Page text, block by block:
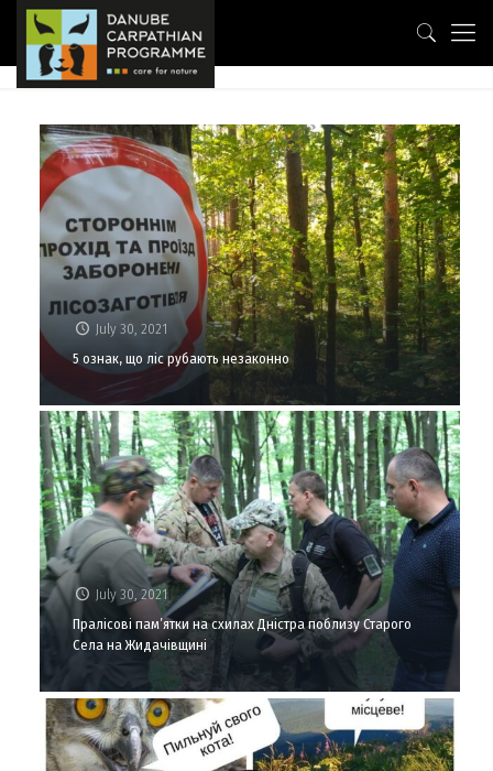
July 30, 2021
5 ознак, що ліс рубають незаконно
July 30, 2021
Пралісові пам’ятки на схилах Дністра поблизу Старого
Села на Жидачівщині